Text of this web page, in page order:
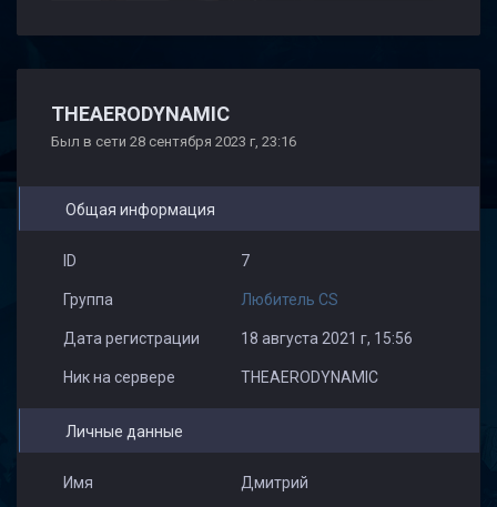
THEAERODYNAMIC
Был в сети 28 сентября 2023 г, 23:16
Общая информация
ID 7
Группа Любитель CS
Дата регистрации 18 августа 2021 г, 15:56
Ник на сервере THEAERODYNAMIC
Личные данные
Имя Дмитрий